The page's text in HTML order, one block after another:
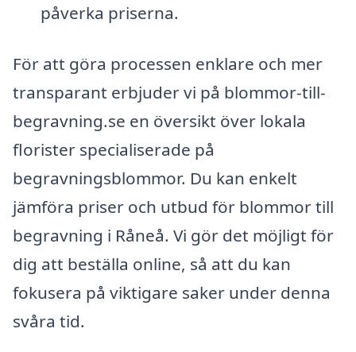
påverka priserna.
För att göra processen enklare och mer
transparant erbjuder vi på blommor-till-
begravning.se en översikt över lokala
florister specialiserade på
begravningsblommor. Du kan enkelt
jämföra priser och utbud för blommor till
begravning i Råneå. Vi gör det möjligt för
dig att beställa online, så att du kan
fokusera på viktigare saker under denna
svåra tid.